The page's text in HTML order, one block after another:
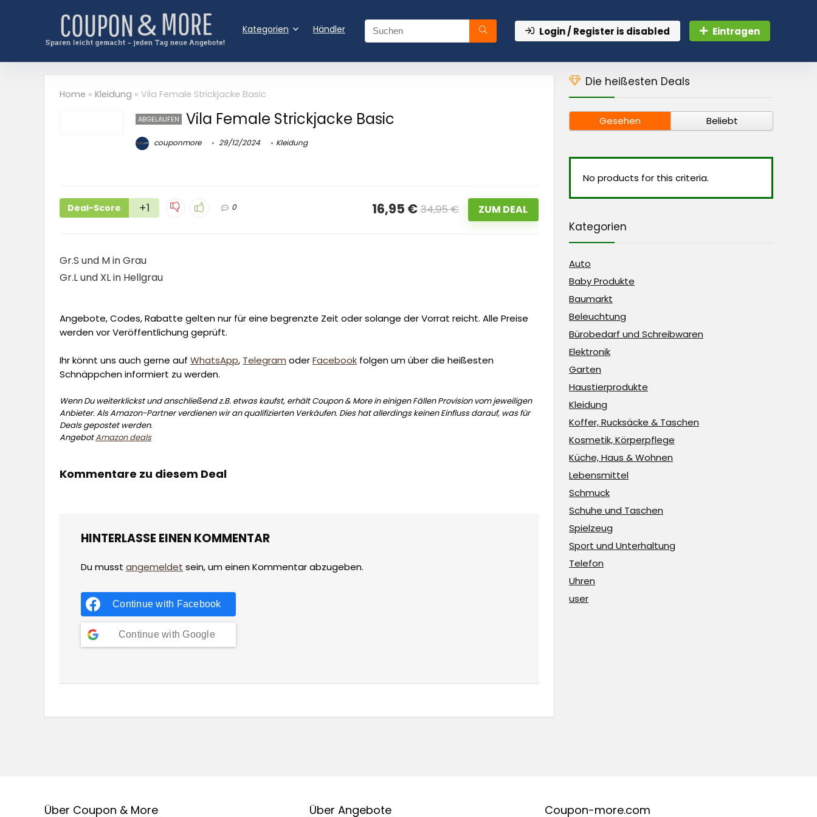
Kategorien Händler Login / Register is disabled Eintragen
Home » Kleidung » Vila Female Strickjacke Basic
ABGELAUFEN Vila Female Strickjacke Basic
couponmore 29/12/2024 Kleidung
Deal-Score +1 0 16,95 €34,95 € ZUM DEAL
Gr.S und M in Grau
Gr.L und XL in Hellgrau
Angebote, Codes, Rabatte gelten nur für eine begrenzte Zeit oder solange der Vorrat reicht. Alle Preise
werden vor Veröffentlichung geprüft.
Ihr könnt uns auch gerne auf WhatsApp, Telegram oderFacebook folgen um über die heißesten
Schnäppchen informiert zu werden.
Wenn Du weiterklickst und anschließend z.B. etwas kaufst, erhält Coupon & More in einigen Fällen Provision vom jeweiligen
Anbieter. Als Amazon-Partner verdienen wir an qualifizierten Verkäufen. Dies hat allerdings keinen Einfluss darauf, was für
Deals gepostet werden.
AngebotAmazon deals
Kommentare zu diesem Deal
HINTERLASSE EINEN KOMMENTAR
Du musst angemeldet sein, um einen Kommentar abzugeben.
Continue with Facebook
Continue with Google
Die heißesten Deals
Gesehen Beliebt
No products for this criteria.
Kategorien
Auto
Baby Produkte
Baumarkt
Beleuchtung
Bürobedarf und Schreibwaren
Elektronik
Garten
Haustierprodukte
Kleidung
Koffer, Rucksäcke & Taschen
Kosmetik, Körperpflege
Küche, Haus & Wohnen
Lebensmittel
Schmuck
Schuhe und Taschen
Spielzeug
Sport und Unterhaltung
Telefon
Uhren
user
Über Coupon & More Über Angebote Coupon-more.com